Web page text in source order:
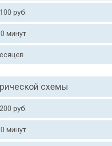
руб.
минут
схемы
руб.
минут